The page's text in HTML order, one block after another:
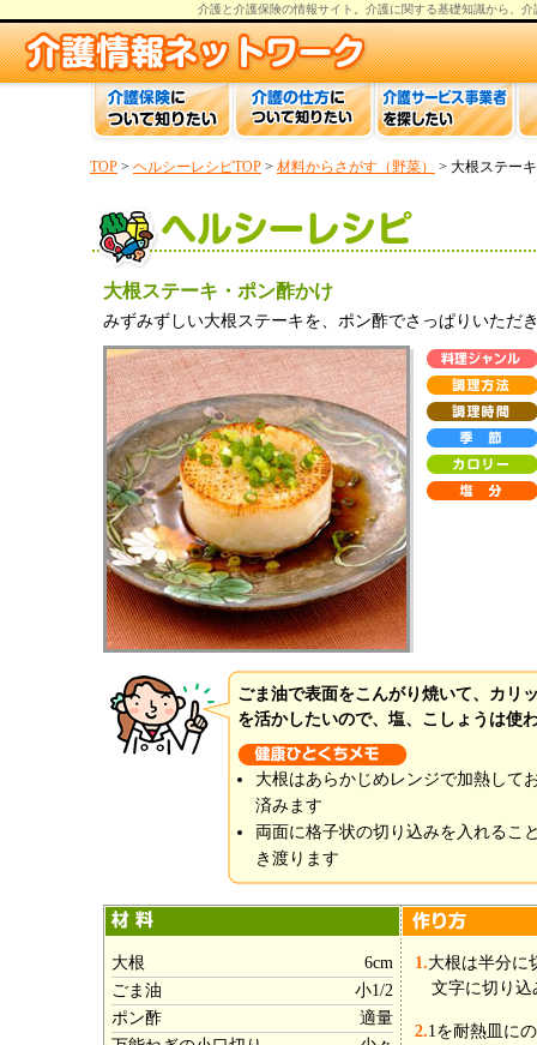
介護と介護保険の情報サイト。 介護に関する基礎知識から、 介
TOP > ヘルシーレシピTOP > 材料からさがす（野菜） > 大根ステー
大根ステーキ・ポン酢かけ
みずみずしい大根ステーキを、ポン酢でさっぱりいただ
ごま油で表面をこんがり焼いて、カリ
を活かしたいので、塩、こしょうは使
大根はあらかじめレンジで加熱して
済みます
両面に格子状の切り込みを入れるこ
き渡ります
大根
6cm
ごま油
小1/2
ポン酢
適量
1.大根は半分に
文字に切り
2.1を耐熱皿に